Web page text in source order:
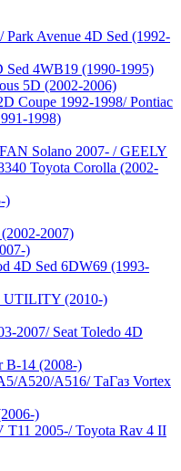
Avenue 4D Sed (1992-
4WB19 (1990-1995)
5D (2002-2006)
Coupe 1992-1998/ Pontiac
1998)
Solano 2007- / GEELY
Toyota Corolla (2002-
)
2007)
)
4D Sed 6DW69 (1993-
UTILITY (2010-)
2007/ Seat Toledo 4D
B-14 (2008-)
A520/A516/ ТаГаз Vortex
)
T11 2005-/ Toyota Rav 4 II